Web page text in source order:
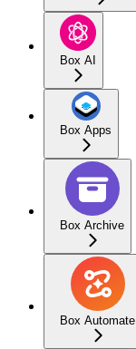
Box AI
Box Apps
Box Archive
Box Automate